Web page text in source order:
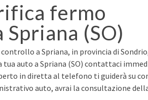
fermo
(SO)
a Spriana, in provincia di
tua auto a Spriana (SO) contattaci
in diretta al telefono ti guiderà su
auto, avrai la consultazione